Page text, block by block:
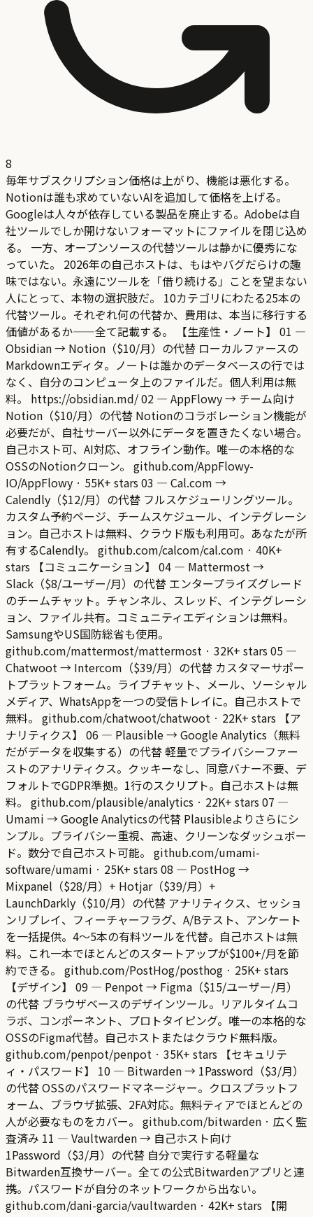
8
毎年サブスクリプション価格は上がり、機能は悪化する。
Notionは誰も求めていないAIを追加して価格を上げる。
Googleは人々が依存している製品を廃止する。Adobeは自
社ツールでしか開けないフォーマットにファイルを閉じ込め
る。 一方、オープンソースの代替ツールは静かに優秀にな
っていた。 2026年の自己ホストは、もはやバグだらけの趣
味ではない。永遠にツールを「借り続ける」ことを望まない
人にとって、本物の選択肢だ。 10カテゴリにわたる25本の
代替ツール。それぞれ何の代替か、費用は、本当に移行する
価値があるか——全て記載する。 【生産性・ノート】 01 —
Obsidian → Notion（$10/月）の代替 ローカルファースの
Markdownエディタ。ノートは誰かのデータベースの行では
なく、自分のコンピュータ上のファイルだ。個人利用は無
料。 https://obsidian.md/ 02 — AppFlowy → チーム向け
Notion（$10/月）の代替 Notionのコラボレーション機能が
必要だが、自社サーバー以外にデータを置きたくない場合。
自己ホスト可、AI対応、オフライン動作。唯一の本格的な
OSSのNotionクローン。 github.com/AppFlowy-
IO/AppFlowy · 55K+ stars 03 — Cal.com →
Calendly（$12/月）の代替 フルスケジューリングツール。
カスタム予約ページ、チームスケジュール、インテグレーシ
ョン。自己ホストは無料、クラウド版も利用可。あなたが所
有するCalendly。 github.com/calcom/cal.com · 40K+
stars 【コミュニケーション】 04 — Mattermost →
Slack（$8/ユーザー/月）の代替 エンタープライズグレード
のチームチャット。チャンネル、スレッド、インテグレーシ
ョン、ファイル共有。コミュニティエディションは無料。
SamsungやUS国防総省も使用。
github.com/mattermost/mattermost · 32K+ stars 05 —
Chatwoot → Intercom（$39/月）の代替 カスタマーサポー
トプラットフォーム。ライブチャット、メール、ソーシャル
メディア、WhatsAppを一つの受信トレイに。自己ホストで
無料。 github.com/chatwoot/chatwoot · 22K+ stars 【ア
ナリティクス】 06 — Plausible → Google Analytics（無料
だがデータを収集する）の代替 軽量でプライバシーファー
ストのアナリティクス。クッキーなし、同意バナー不要、デ
フォルトでGDPR準拠。1行のスクリプト。自己ホストは無
料。 github.com/plausible/analytics · 22K+ stars 07 —
Umami → Google Analyticsの代替 Plausibleよりさらにシ
ンプル。プライバシー重視、高速、クリーンなダッシュボー
ド。数分で自己ホスト可能。 github.com/umami-
software/umami · 25K+ stars 08 — PostHog →
Mixpanel（$28/月）+ Hotjar（$39/月）+
LaunchDarkly（$10/月）の代替 アナリティクス、セッショ
ンリプレイ、フィーチャーフラグ、A/Bテスト、アンケート
を一括提供。4〜5本の有料ツールを代替。自己ホストは無
料。これ一本でほとんどのスタートアップが$100+/月を節
約できる。 github.com/PostHog/posthog · 25K+ stars
【デザイン】 09 — Penpot → Figma（$15/ユーザー/月）
の代替 ブラウザベースのデザインツール。リアルタイムコ
ラボ、コンポーネント、プロトタイピング。唯一の本格的な
OSSのFigma代替。自己ホストまたはクラウド無料版。
github.com/penpot/penpot · 35K+ stars 【セキュリテ
ィ・パスワード】 10 — Bitwarden → 1Password（$3/月）
の代替 OSSのパスワードマネージャー。クロスプラットフ
ォーム、ブラウザ拡張、2FA対応。無料ティアでほとんどの
人が必要なものをカバー。 github.com/bitwarden · 広く監
査済み 11 — Vaultwarden → 自己ホスト向け
1Password（$3/月）の代替 自分で実行する軽量な
Bitwarden互換サーバー。全ての公式Bitwardenアプリと連
携。パスワードが自分のネットワークから出ない。
github.com/dani-garcia/vaultwarden · 42K+ stars 【開